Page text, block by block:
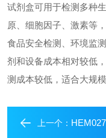
试剂盒可用于检测多种
原、细胞因子、激素等
食品安全检测、环境监
剂和设备成本相对较低
测成本较低，适合大规模
上一个：